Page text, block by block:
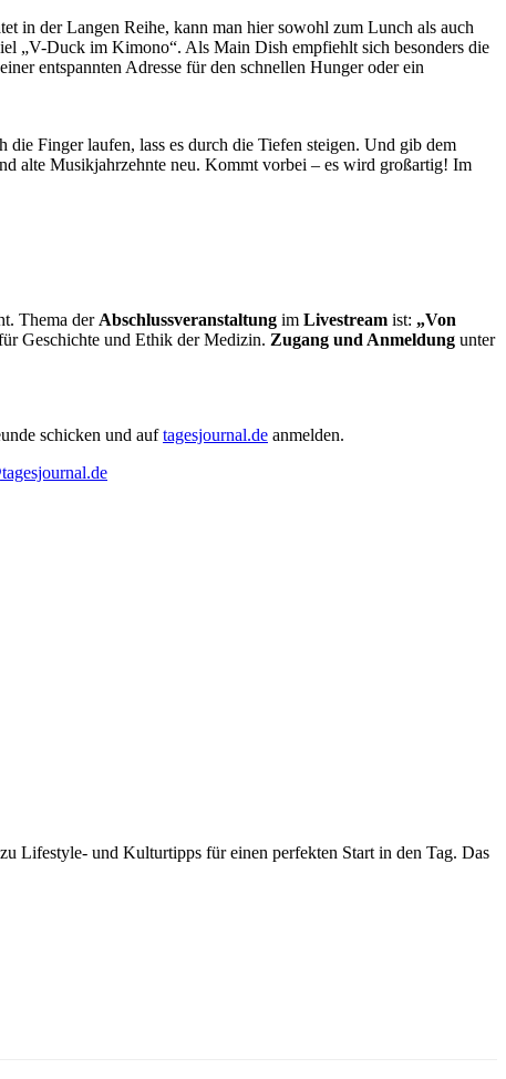
in der Langen Reihe, kann man hier sowohl zum Lunch als auch
„V-Duck im Kimono“. Als Main Dish empfiehlt sich besonders die
entspannten Adresse für den schnellen Hunger oder ein
Finger laufen, lass es durch die Tiefen steigen. Und gib dem
alte Musikjahrzehnte neu. Kommt vorbei – es wird großartig! Im
Thema der Abschlussveranstaltung im Livestream ist: „Von
Geschichte und Ethik der Medizin. Zugang und Anmeldung unter
schicken und auftagesjournal.de anmelden.
Lifestyle- und Kulturtipps für einen perfekten Start in den Tag. Das